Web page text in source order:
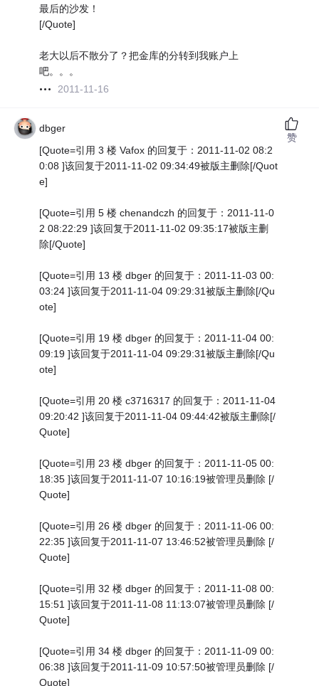
最后的沙发！
[/Quote]
老大以后不散分了？把金库的分转到我账户上
吧。。。
2011-11-16
dbger
[Quote=引用 3 楼 Vafox 的回复于：2011-11-02 08:2
0:08 ]该回复于2011-11-02 09:34:49被版主删除[/Quot
e]
[Quote=引用 5 楼 chenandczh 的回复于：2011-11-0
2 08:22:29 ]该回复于2011-11-02 09:35:17被版主删
除[/Quote]
[Quote=引用 13 楼 dbger 的回复于：2011-11-03 00:
03:24 ]该回复于2011-11-04 09:29:31被版主删除[/Qu
ote]
[Quote=引用 19 楼 dbger 的回复于：2011-11-04 00:
09:19 ]该回复于2011-11-04 09:29:31被版主删除[/Qu
ote]
[Quote=引用 20 楼 c3716317 的回复于：2011-11-04
09:20:42 ]该回复于2011-11-04 09:44:42被版主删除[/
Quote]
[Quote=引用 23 楼 dbger 的回复于：2011-11-05 00:
18:35 ]该回复于2011-11-07 10:16:19被管理员删除 [/
Quote]
[Quote=引用 26 楼 dbger 的回复于：2011-11-06 00:
22:35 ]该回复于2011-11-07 13:46:52被管理员删除 [/
Quote]
[Quote=引用 32 楼 dbger 的回复于：2011-11-08 00:
15:51 ]该回复于2011-11-08 11:13:07被管理员删除 [/
Quote]
[Quote=引用 34 楼 dbger 的回复于：2011-11-09 00:
06:38 ]该回复于2011-11-09 10:57:50被管理员删除 [/
Quote]
赞